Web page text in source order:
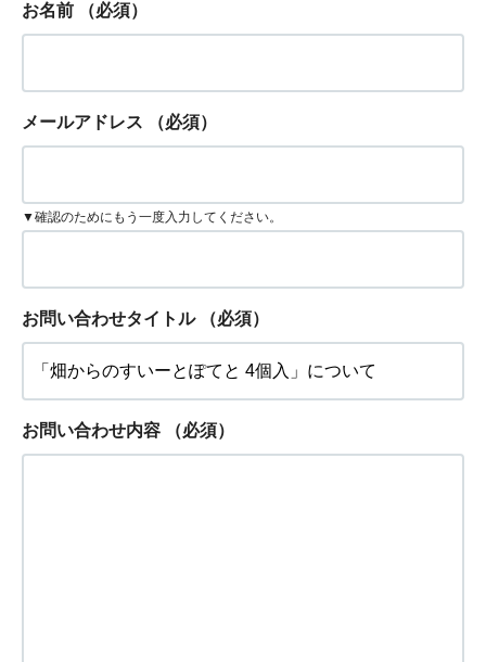
お名前 （必須）
メールアドレス （必須）
▼確認のためにもう一度入力してください。
お問い合わせタイトル （必須）
お問い合わせ内容 （必須）